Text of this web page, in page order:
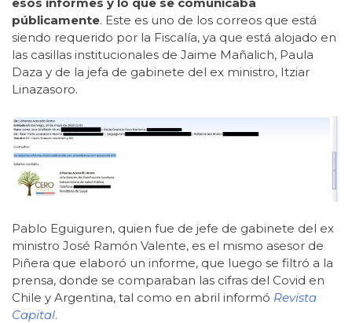
públicamente. Este es uno de los correos que está
siendo requerido por la Fiscalía, ya que está alojado en
las casillas institucionales de Jaime Mañalich, Paula
Daza y de la jefa de gabinete del ex ministro, Itziar
Linazasoro.
Pablo Eguiguren, quien fue de jefe de gabinete del ex
ministro José Ramón Valente, es el mismo asesor de
Piñera que elaboró un informe, que luego se filtró a la
prensa, donde se comparaban las cifras del Covid en
Chile y Argentina, tal como en abril informó Revista
Capital.